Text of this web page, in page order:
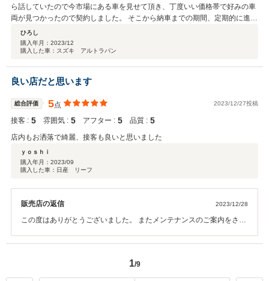
ら話していたので今市場にある車を見せて頂き、丁度いい価格帯で好みの車
両が見つかったので契約しました。 そこから納車までの期間、定期的に進捗
の連絡を頂き納車までもスムーズで非常に満足しています。 今回で4台目の
購入ですが、どの車もしっかり管理していただけてます。 次の乗り換え時も
ぜひよろしくお願いしたいと思います。
ひろし
購入年月： 2023/12
購入した車：スズキ アルトラパン
良い店だと思います
総合評価 5点 2023/12/27投稿
接客 : 5 雰囲気 : 5 アフター : 5 品質 : 5
店内もお洒落で綺麗、接客も良いと思いました
ｙｏｓｈｉ
購入年月： 2023/09
購入した車：日産 リーフ
販売店の返信 2023/12/28
この度はありがとうございました。 またメンテナンスのご案内をさせ
1/9